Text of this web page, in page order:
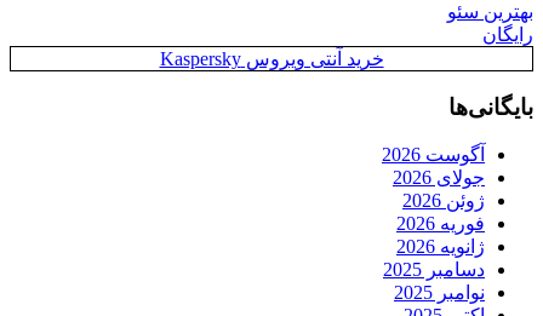
بهترین سئو
رایگان
خرید آنتی ویروس Kaspersky
بایگانی‌ها
آگوست 2026
جولای 2026
ژوئن 2026
فوریه 2026
ژانویه 2026
دسامبر 2025
نوامبر 2025